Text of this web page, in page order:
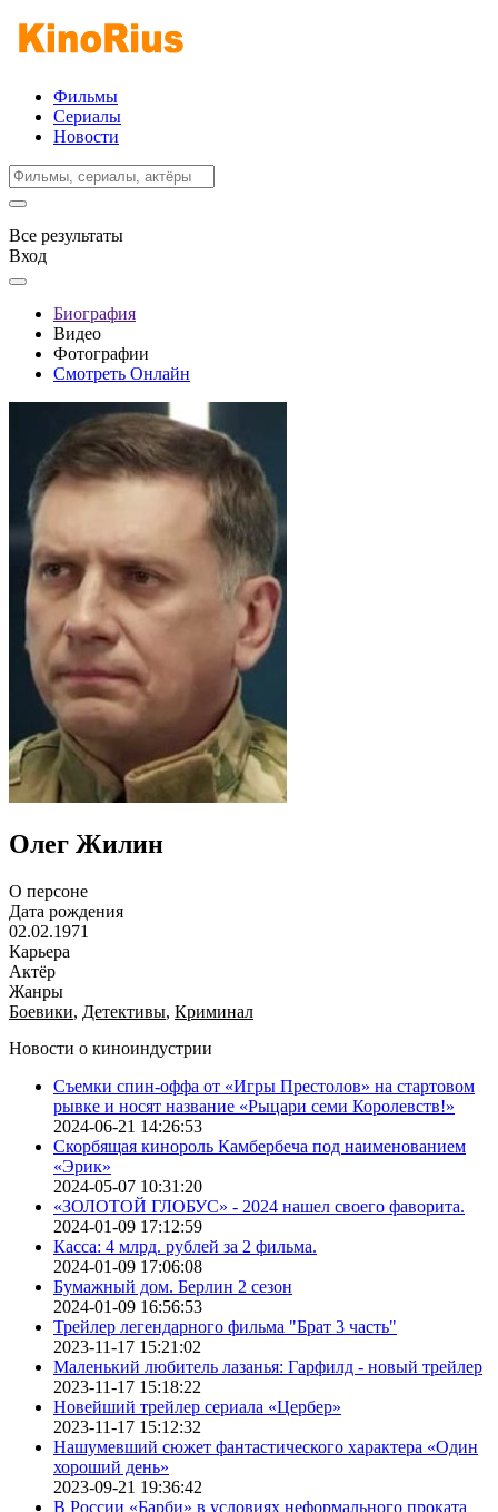
Фильмы
Сериалы
Новости
Все результаты
Вход
Биография
Видео
Фотографии
Смотреть Онлайн
Олег Жилин
О персоне
Дата рождения
02.02.1971
Карьера
Актёр
Жанры
Боевики, Детективы, Криминал
Новости о киноиндустрии
Съемки спин-оффа от «Игры Престолов» на стартовом
рывке и носят название «Рыцари семи Королевств!»
2024-06-21 14:26:53
Скорбящая кинороль Камбербеча под наименованием
«Эрик»
2024-05-07 10:31:20
«ЗОЛОТОЙ ГЛОБУС» - 2024 нашел своего фаворита.
2024-01-09 17:12:59
Касса: 4 млрд. рублей за 2 фильма.
2024-01-09 17:06:08
Бумажный дом. Берлин 2 сезон
2024-01-09 16:56:53
Трейлер легендарного фильма "Брат 3 часть"
2023-11-17 15:21:02
Маленький любитель лазанья: Гарфилд - новый трейлер
2023-11-17 15:18:22
Новейший трейлер сериала «Цербер»
2023-11-17 15:12:32
Нашумевший сюжет фантастического характера «Один
хороший день»
2023-09-21 19:36:42
В России «Барби» в условиях неформального проката